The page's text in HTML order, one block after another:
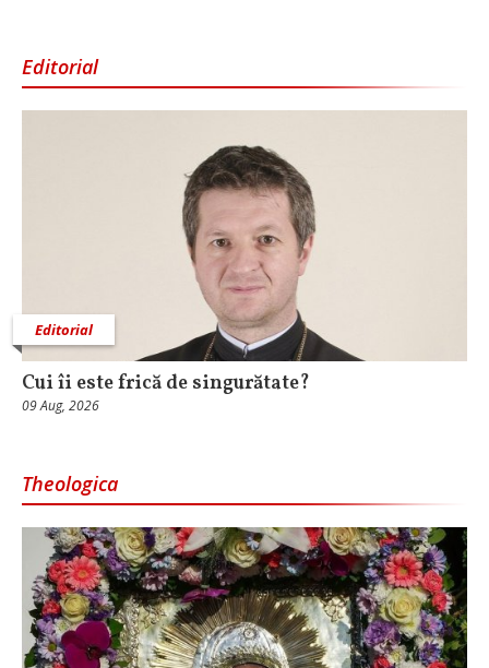
Editorial
Editorial
Cui îi este frică de singurătate?
09 Aug, 2026
Theologica